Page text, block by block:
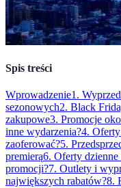
Spis treści
Wprowadzenie1.
sezonowych2. Black
zakupowe3. Promocje
inne wydarzenia?4.
zaoferować?5.
premierą6. Oferty dzienne
promocji?7. Outlety i
największych rabatów?8.